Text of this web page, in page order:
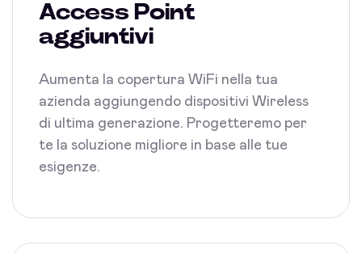
Access Point
aggiuntivi
Aumenta la copertura WiFi nella tua
azienda aggiungendo dispositivi Wireless
di ultima generazione. Progetteremo per
te la soluzione migliore in base alle tue
esigenze.